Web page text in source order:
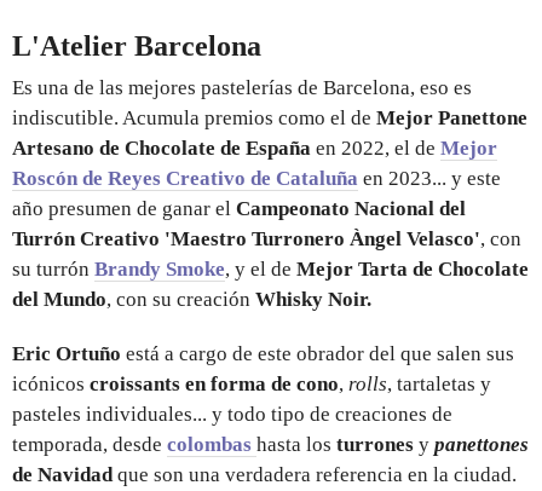
L'Atelier Barcelona
Es una de las mejores pastelerías de Barcelona, eso es
indiscutible. Acumula premios como el de Mejor Panettone
Artesano de Chocolate de España en 2022, el de Mejor
Roscón de Reyes Creativo de Cataluña en 2023... y este
año presumen de ganar el Campeonato Nacional del
Turrón Creativo 'Maestro Turronero Àngel Velasco', con
su turrón Brandy Smoke, y el de Mejor Tarta de Chocolate
del Mundo, con su creación Whisky Noir.
Eric Ortuño está a cargo de este obrador del que salen sus
icónicos croissants en forma de cono, rolls, tartaletas y
pasteles individuales... y todo tipo de creaciones de
temporada, desde colombas hasta los turrones y panettones
de Navidad que son una verdadera referencia en la ciudad.